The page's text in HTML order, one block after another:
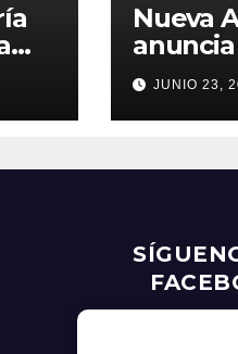
Nueva
agua
JUNIO 23,